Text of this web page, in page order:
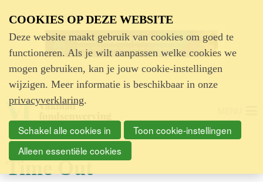
Advertentie
Time Out
COOKIES OP DEZE WEBSITE
Deze website maakt gebruik van cookies om goed te
functioneren. Als je wilt aanpassen welke cookies we
mogen gebruiken, kan je jouw cookie-instellingen
wijzigen. Meer informatie is beschikbaar in onze
privacyverklaring.
Schakel alle cookies in
Toon cookie-instellingen
Alleen essentiële cookies